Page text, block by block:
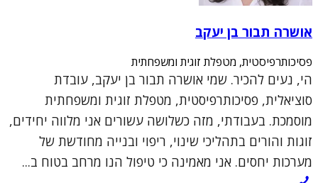
אושרה תבור בן יעקב
פסיכותרפיסטית, מטפלת זוגית ומשפחתית
הי, נעים להכיר. שמי אושרה תבור בן יעקב, עובדת
סוציאלית, פסיכותרפיסטית, מטפלת זוגית ומשפחתית
מוסמכת. בעבודתי, מזה כשלושה עשורים אני מלווה יחידים,
זוגות והורים בתהליכי שינוי, ריפוי ובנייה מחודשת של
מערכות יחסים. אני מאמינה כי טיפול הנו מרחב בטוח ב...